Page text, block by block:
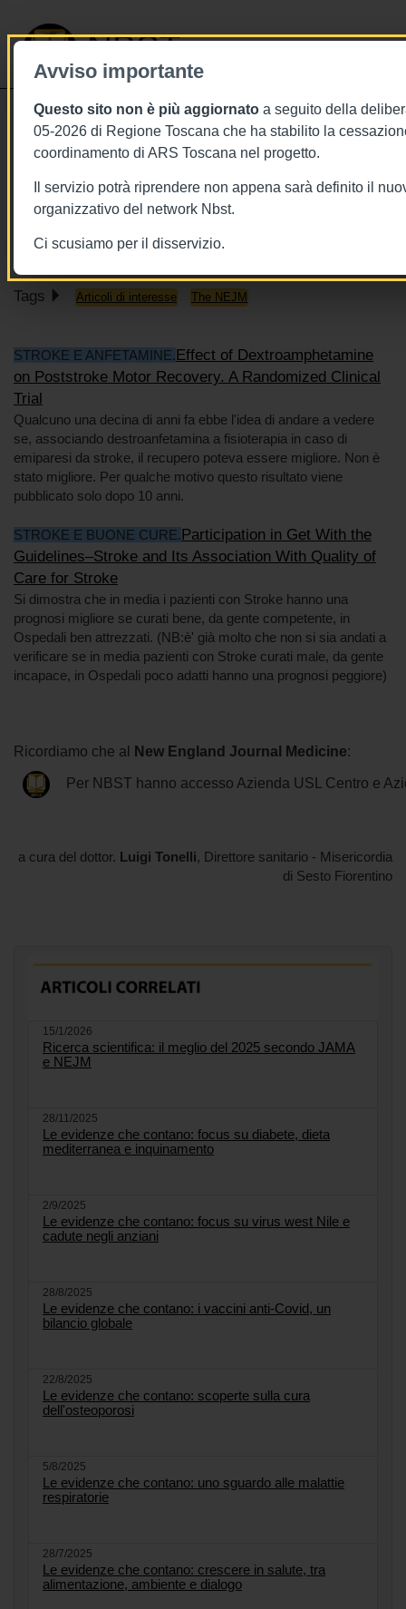
Avviso importante
Questo sito non è più aggiornato a seguito della
05-2026 di Regione Toscana che ha stabilito la
coordinamento di ARS Toscana nel progetto.
Il servizio potrà riprendere non appena sarà definito il
organizzativo del network Nbst.
Ci scusiamo per il disservizio.
NBST
Toggle
18 settembre - From NEJM Journal
Watch Neurology
Tags Articoli di interesse The NEJM
STROKE E ANFETAMINE.Effect of Dextroamphetamine
on Poststroke Motor Recovery. A Randomized Clinical
Trial
Qualcuno una decina di anni fa ebbe l'idea di andare a vedere
se, associando destroanfetamina a fisioterapia in caso di
emiparesi da stroke, il recupero poteva essere migliore. Non è
stato migliore. Per qualche motivo questo risultato viene
pubblicato solo dopo 10 anni.
STROKE E BUONE CURE.Participation in Get With the
Guidelines–Stroke and Its Association With Quality of
Care for Stroke
Si dimostra che in media i pazienti con Stroke hanno una
prognosi migliore se curati bene, da gente competente, in
Ospedali ben attrezzati. (NB:è' già molto che non si sia andati a
verificare se in media pazienti con Stroke curati male, da gente
incapace, in Ospedali poco adatti hanno una prognosi peggiore)
Ricordiamo che al New England Journal Medicine:
Per NBST hanno accesso Azienda USL Centro e
a cura del dottor. Luigi Tonelli, Direttore sanitario - Misericordia
di Sesto Fiorentino
15/1/2026
Ricerca scientifica: il meglio del 2025 secondo JAMA
e NEJM
28/11/2025
Le evidenze che contano: focus su diabete, dieta
mediterranea e inquinamento
2/9/2025
Le evidenze che contano: focus su virus west Nile e
cadute negli anziani
28/8/2025
Le evidenze che contano: i vaccini anti-Covid, un
bilancio globale
22/8/2025
Le evidenze che contano: scoperte sulla cura
dell'osteoporosi
5/8/2025
Le evidenze che contano: uno sguardo alle malattie
respiratorie
28/7/2025
Le evidenze che contano: crescere in salute, tra
alimentazione, ambiente e dialogo